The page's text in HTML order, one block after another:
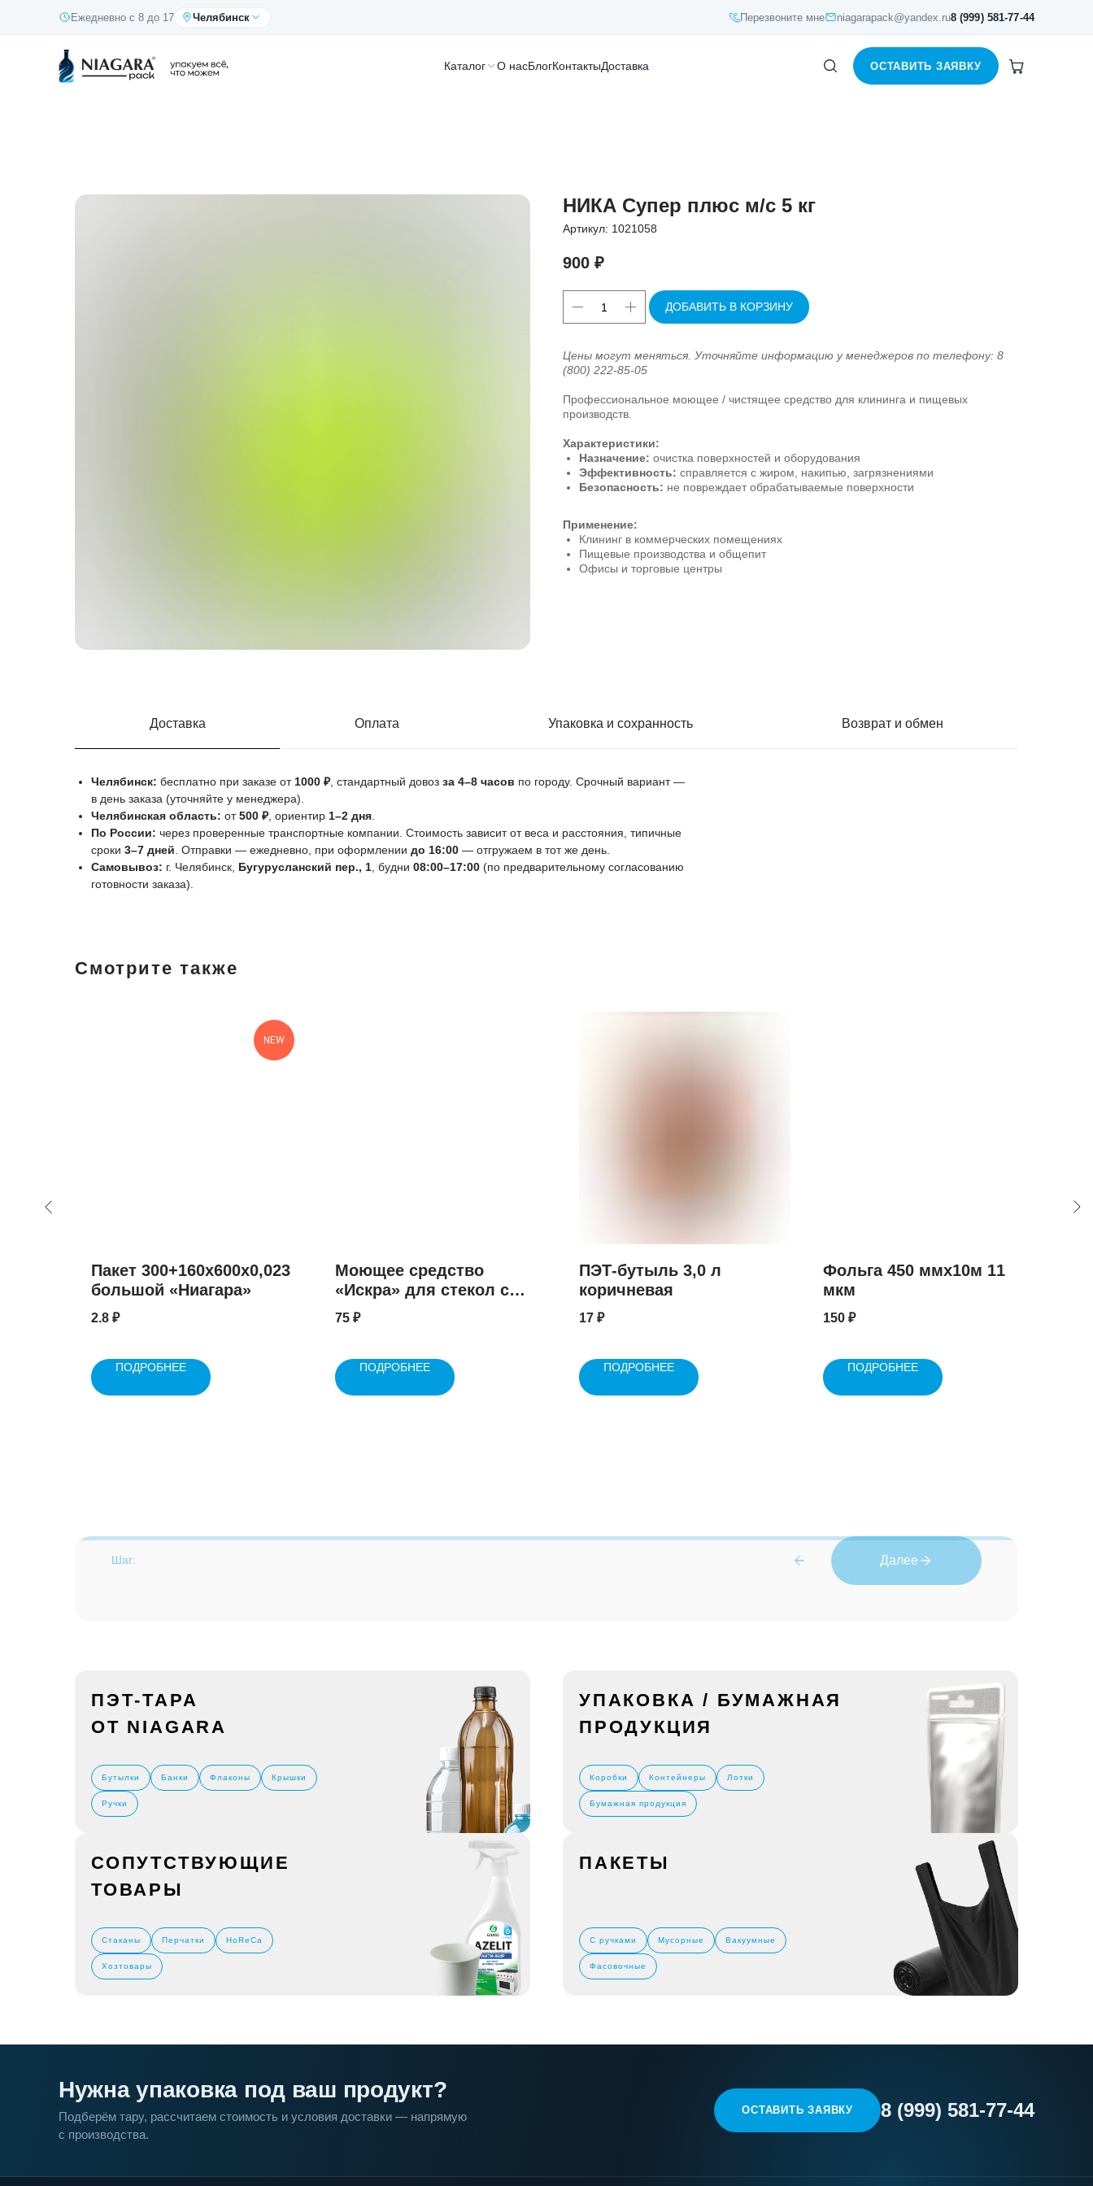
Ежедневно с 8 до 17 Челябинск Перезвоните мне niagarapack@yandex.ru8 (999) 581-77-44
Каталог О насБлогКонтактыДоставка ОСТАВИТЬ ЗАЯВКУ
НИКА Супер плюс м/с 5 кг
Артикул: 1021058
900 ₽
ДОБАВИТЬ В КОРЗИНУ
Цены могут меняться. Уточняйте информацию у менеджеров по телефону: 8
(800) 222-85-05
Профессиональное моющее / чистящее средство для клининга и пищевых
производств.
Характеристики:
Назначение: очистка поверхностей и оборудования
Эффективность: справляется с жиром, накипью, загрязнениями
Безопасность: не повреждает обрабатываемые поверхности
Применение:
Клининг в коммерческих помещениях
Пищевые производства и общепит
Офисы и торговые центры
Доставка Оплата Упаковка и сохранность Возврат и обмен
Челябинск: бесплатно при заказе от 1000 ₽, стандартный довоз за 4–8 часов по городу. Срочный вариант —
в день заказа (уточняйте у менеджера).
Челябинская область: от500 ₽, ориентир 1–2 дня
По России: через проверенные транспортные компании. Стоимость зависит от веса и расстояния, типичные
сроки 3–7 дней . Отправки — ежедневно, при оформлении до 16:00 — отгружаем в тот же день.
Самовывоз: г. Челябинск, Бугурусланский пер., 1 , будни 08:00–17:00 (по предварительному согласованию
готовности заказа).
Смотрите также
NEW
Пакет 300+160x600x0,023
большой «Ниагара»
2.8 ₽
ПОДРОБНЕЕ
Моющее средство
«Искра» для стекол с
курком 500 мл Цитрус
75 ₽
ПОДРОБНЕЕ
ПЭТ-бутыль 3,0 л
коричневая
17 ₽
ПОДРОБНЕЕ
Фольга 450 ммх10м 11
мкм
150 ₽
ПОДРОБНЕЕ
Шаг: Далее
ПЭТ-ТАРА
ОТ NIAGARA
Бутылки Банки Флаконы Крышки
Ручки
УПАКОВКА / БУМАЖНАЯ
ПРОДУКЦИЯ
Коробки Контейнеры Лотки
Бумажная продукция
СОПУТСТВУЮЩИЕ
ТОВАРЫ
Стаканы Перчатки HoReCa
Хозтовары
ПАКЕТЫ
С ручками Мусорные Вакуумные
Фасовочные
Нужна упаковка под ваш продукт?
Подберём тару, рассчитаем стоимость и условия доставки — напрямую
с производства.
ОСТАВИТЬ ЗАЯВКУ 8 (999) 581-77-44